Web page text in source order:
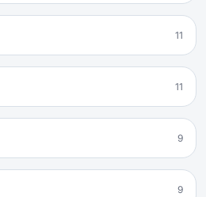
11
11
9
9